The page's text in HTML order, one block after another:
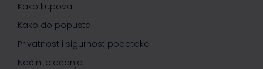
Kako kupovati
Kako do popusta
Privatnost i sigurnost podataka
Načini plaćanja